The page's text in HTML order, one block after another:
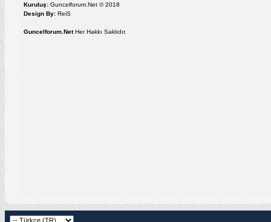
Kuruluş: Guncelforum.Net © 2018
Design By: ReiS
Guncelforum.NetHer Hakkı Saklıdır.